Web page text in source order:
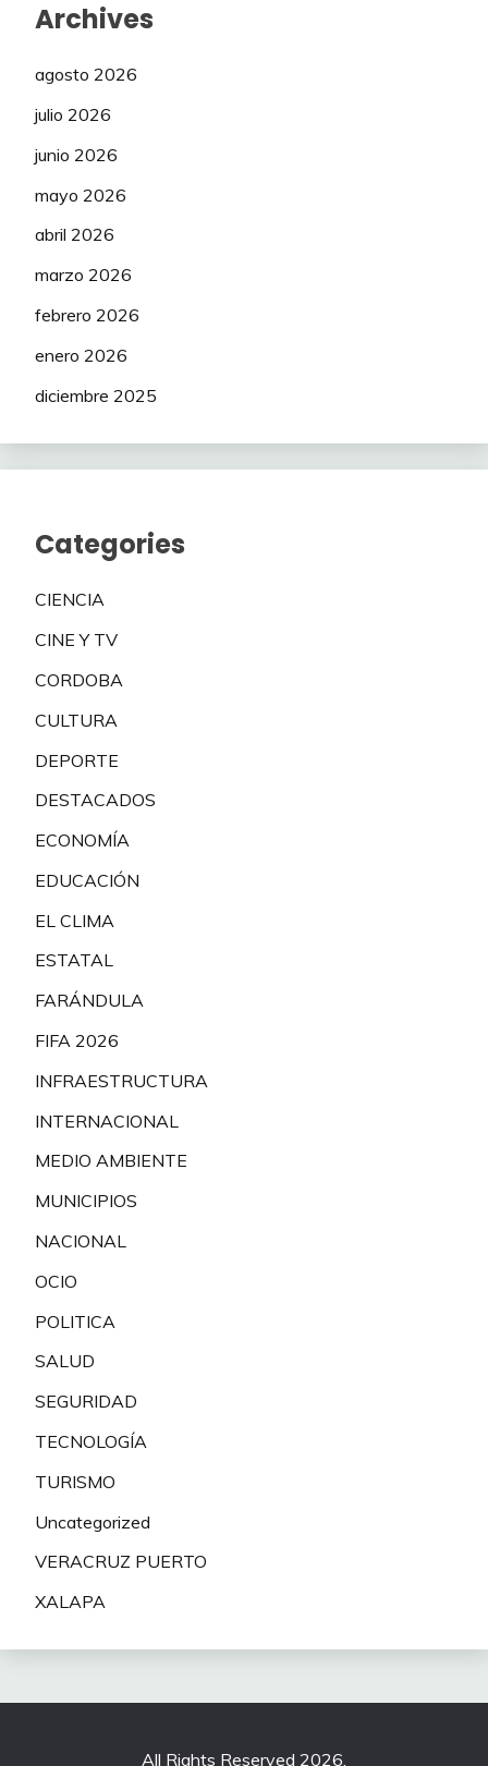
Archives
agosto 2026
julio 2026
junio 2026
mayo 2026
abril 2026
marzo 2026
febrero 2026
enero 2026
diciembre 2025
Categories
CIENCIA
CINE Y TV
CORDOBA
CULTURA
DEPORTE
DESTACADOS
ECONOMÍA
EDUCACIÓN
EL CLIMA
ESTATAL
FARÁNDULA
FIFA 2026
INFRAESTRUCTURA
INTERNACIONAL
MEDIO AMBIENTE
MUNICIPIOS
NACIONAL
OCIO
POLITICA
SALUD
SEGURIDAD
TECNOLOGÍA
TURISMO
Uncategorized
VERACRUZ PUERTO
XALAPA
All Rights Reserved 2026.